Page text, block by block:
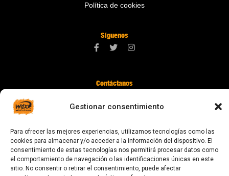
Gestionar consentimiento
Para ofrecer las mejores experiencias, utilizamos tecnologías como las
cookies para almacenar y/o acceder a la información del dispositivo. El
consentimiento de estas tecnologías nos permitirá procesar datos como
el comportamiento de navegación o las identificaciones únicas en este
sitio. No consentir o retirar el consentimiento, puede afectar
Política de cookies
Síguenos
Contáctanos
08024 Barcelona
© 2023 Todos los derechos reservados